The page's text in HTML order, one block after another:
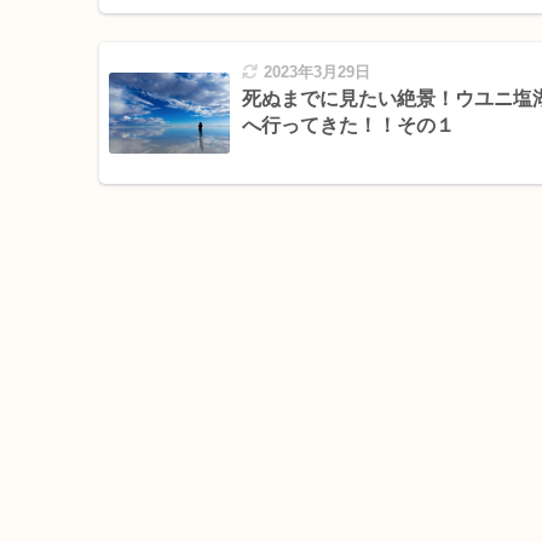
2023年3月29日
死ぬまでに見たい絶景！ウユニ塩
へ行ってきた！！その１